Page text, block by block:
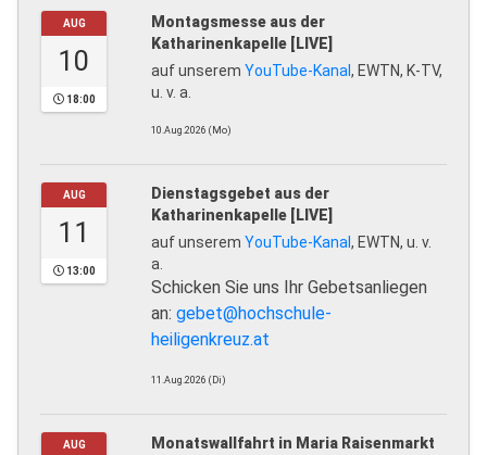
AUG
10
18:00
Montagsmesse aus der
Katharinenkapelle [LIVE]
auf unserem YouTube-Kanal, EWTN, K-TV,
u. v. a.
10.Aug.2026 (Mo)
AUG
11
13:00
Dienstagsgebet aus der
Katharinenkapelle [LIVE]
auf unserem YouTube-Kanal, EWTN, u. v.
a.
Schicken Sie uns Ihr Gebetsanliegen
an: gebet@hochschule-
heiligenkreuz.at
11.Aug.2026 (Di)
AUG
Monatswallfahrt in Maria Raisenmarkt